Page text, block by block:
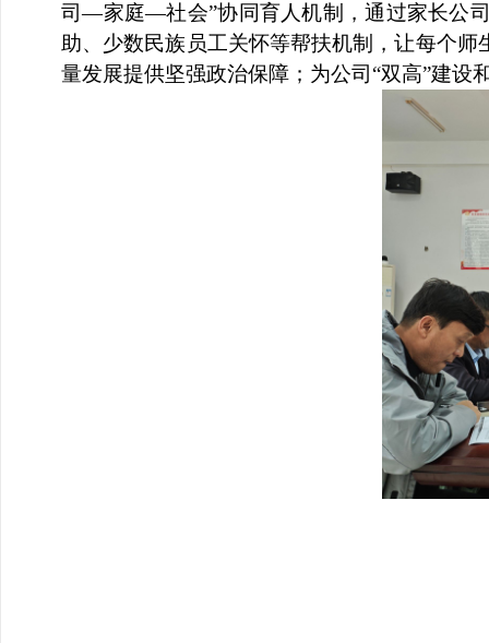
司—家庭—社会”协同育人机制，通过家长公
助、少数民族员工关怀等帮扶机制，让每个
量发展提供坚强政治保障； 为公司“双高”建设